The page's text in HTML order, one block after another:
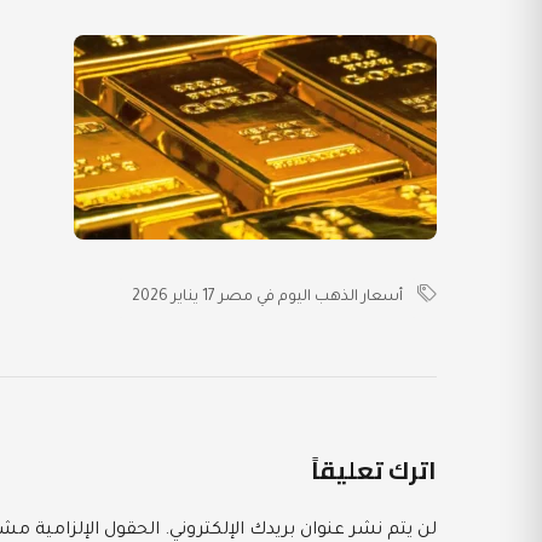
أسعار الذهب اليوم في مصر 17 يناير 2026
اترك تعليقاً
لن يتم نشر عنوان بريدك الإلكتروني. الحقول الإلزامية